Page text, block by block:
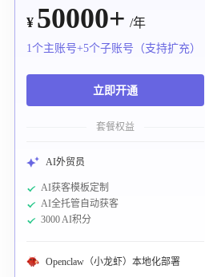
¥ 50000+ /年
1个主账号+5个子账号（支持扩充）
立即开通
套餐权益
AI外贸员
AI获客模板定制
AI全托管自动获客
3000 AI积分
Openclaw（小龙虾）本地化部署